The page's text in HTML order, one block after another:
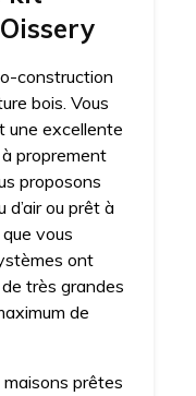
construction
bois. Vous
une excellente
proprement
proposons
d’air ou prêt à
vous
ont
très grandes
de
prêtes